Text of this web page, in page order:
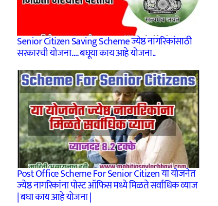
Senior Citizen Saving Scheme ज्येष्ठ नागरिकांसाठी
सरकारची योजना…. बघूया काय आहे योजना..
Post Office Scheme For Senior Citizen या योजनेत
ज्येष्ठ नागरिकांना पोस्ट ऑफिस मध्ये मिळते सर्वाधिक व्याज
| बघा काय आहे योजना |